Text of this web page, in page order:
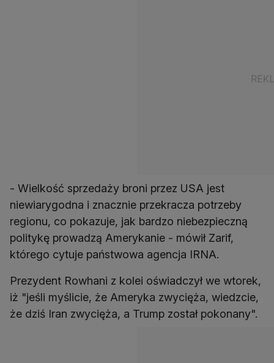
- Wielkość sprzedaży broni przez USA jest
niewiarygodna i znacznie przekracza potrzeby
regionu, co pokazuje, jak bardzo niebezpieczną
politykę prowadzą Amerykanie - mówił Zarif,
którego cytuje państwowa agencja IRNA.
Prezydent Rowhani z kolei oświadczył we wtorek,
iż "jeśli myślicie, że Ameryka zwycięża, wiedzcie,
że dziś Iran zwycięża, a Trump został pokonany".